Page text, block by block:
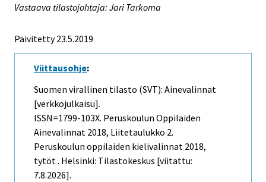
Vastaava tilastojohtaja: Jari Tarkoma
Päivitetty 23.5.2019
Viittausohje:
Suomen virallinen tilasto (SVT): Ainevalinnat
[verkkojulkaisu].
ISSN=1799-103X. Peruskoulun Oppilaiden
Ainevalinnat 2018, Liitetaulukko 2.
Peruskoulun oppilaiden kielivalinnat 2018,
tytöt . Helsinki: Tilastokeskus [viitattu:
7.8.2026].